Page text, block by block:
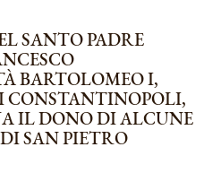
SANTO PADRE
BARTOLOMEO I,
CONSTANTINOPOLI,
IL DONO DI ALCUNE
SAN PIETRO